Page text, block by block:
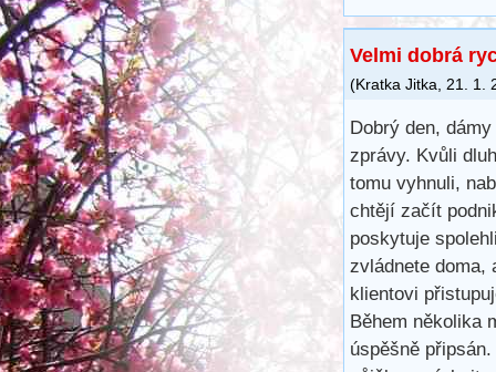
Velmi dobrá
(Kratka Jitka 21. 1.
Dobrý den,
zprávy. Kvůli
tomu vyhnuli,
chtějí začít
poskytuje
zvládnete doma,
klientovi
Během několika
úspěšně